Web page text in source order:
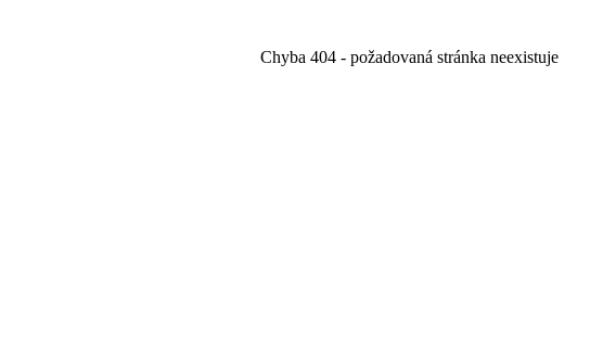
Chyba 404 - požadovaná stránka neexistuje